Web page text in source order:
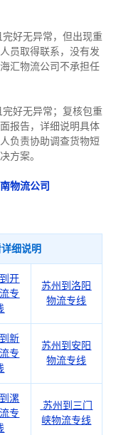
好无异常，但出现重
员取得联系，没有发
汇物流公司不承担任
好无异常；复核包重
报告，详细说明具体
负责协助调查货物短
方案。
物流公司
细说明
开
专
苏州到洛阳
物流专线
新
专
苏州到安阳
物流专线
漯
专
苏州到三门
峡物流专线